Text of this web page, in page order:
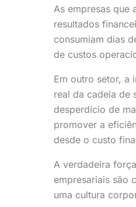
As empresas que
resultados
consumiam dias
de custos
Em outro setor, a
real da cadeia de
desperdício de
promover a
desde o custo
A verdadeira
empresariais são
uma cultura